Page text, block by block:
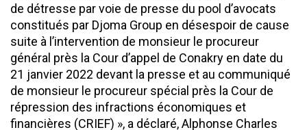
de détresse par voie de presse du pool d’avocats
constitués par Djoma Group en désespoir de cause
suite à l’intervention de monsieur le procureur
général près la Cour d’appel de Conakry en date du
21 janvier 2022 devant la presse et au communiqué
de monsieur le procureur spécial près la Cour de
répression des infractions économiques et
financières (CRIEF) », a déclaré, Alphonse Charles